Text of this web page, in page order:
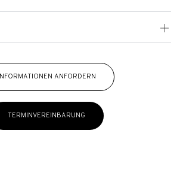
INFORMATIONEN ANFORDERN
TERMINVEREINBARUNG